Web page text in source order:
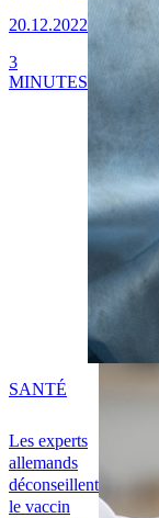
20.12.2022
3
MINUTES
Les experts
allemands
déconseillent
le vaccin
SANTÉ